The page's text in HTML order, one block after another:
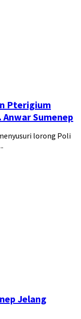
Pterigium
Anwar Sumenep
lorong Poli
Jelang